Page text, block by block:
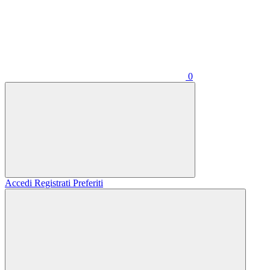
0
Accedi Registrati Preferiti